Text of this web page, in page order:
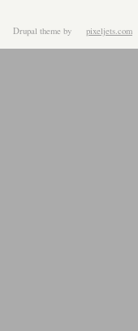
Drupal theme by pixeljets.com